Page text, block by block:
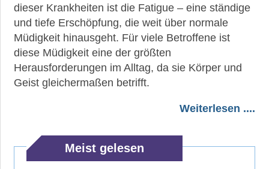
dieser Krankheiten ist die Fatigue – eine ständige
und tiefe Erschöpfung, die weit über normale
Müdigkeit hinausgeht. Für viele Betroffene ist
diese Müdigkeit eine der größten
Herausforderungen im Alltag, da sie Körper und
Geist gleichermaßen betrifft.
Weiterlesen ....
Meist gelesen